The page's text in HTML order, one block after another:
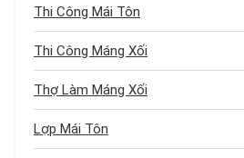
Thi Công Mái Tôn
Thi Công Máng Xối
Thợ Làm Máng Xối
Lợp Mái Tôn